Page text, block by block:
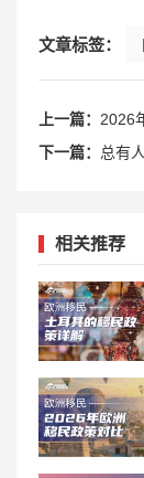
文章标签：
上一篇： 2026
下一篇： 总有
相关推荐